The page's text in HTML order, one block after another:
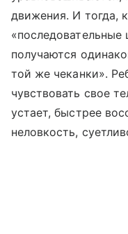
движения. И тогда,
«последовательные
получаются
той же чеканки».
чувствовать свое
устает, быстрее
неловкость,